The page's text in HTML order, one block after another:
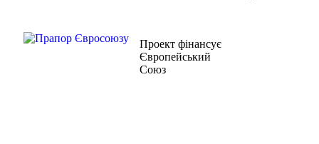
Проект фiнансує
Європейський
Союз